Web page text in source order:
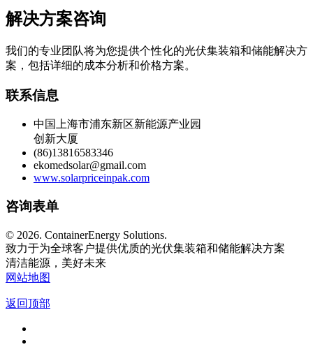
解决方案咨询
我们的专业团队将为您提供个性化的光伏集装箱和储能解决方
案，包括详细的成本分析和价格方案。
联系信息
中国上海市浦东新区新能源产业园
创新大厦
(86)13816583346
ekomedsolar@gmail.com
www.solarpriceinpak.com
咨询表单
© 2026. ContainerEnergy Solutions.
致力于为全球客户提供优质的光伏集装箱和储能解决方案
清洁能源，美好未来
网站地图
返回顶部